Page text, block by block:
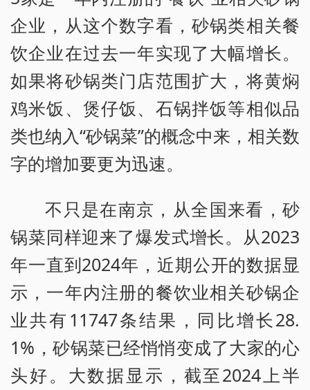
企业，从这个数字看，砂锅类相关餐
饮企业在过去一年实现了大幅增长。
如果将砂锅类门店范围扩大，将黄焖
鸡米饭、煲仔饭、石锅拌饭等相似品
类也纳入“砂锅菜”的概念中来，相关数
字的增加要更为迅速。
不只是在南京，从全国来看，砂
锅菜同样迎来了爆发式增长。从2023
年一直到2024年，近期公开的数据显
示，一年内注册的餐饮业相关砂锅企
业共有11747条结果，同比增长28.
1%，砂锅菜已经悄悄变成了大家的心
头好。大数据显示，截至2024上半